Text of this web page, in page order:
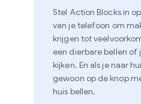
Stel Action Blocks in
van je telefoon om
krijgen tot
een dierbare bellen of
kijken. En als je naar
gewoon op de knop
huis bellen.